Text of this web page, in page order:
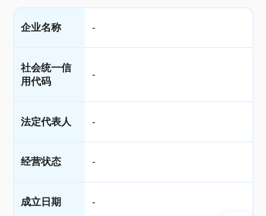
企业名称 -
社会统一信
用代码
-
法定代表人 -
经营状态 -
成立日期 -